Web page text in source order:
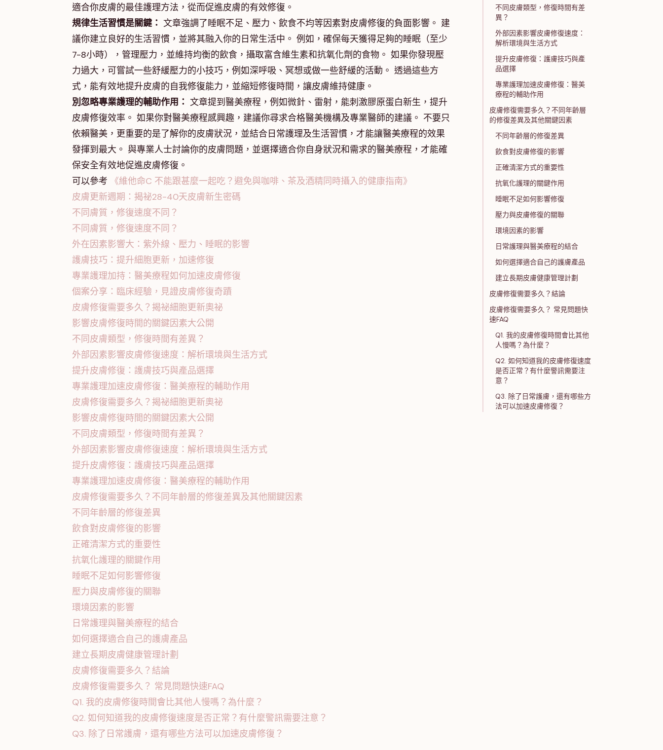
適合你皮膚的最佳護理方法，從而促進皮膚的有效修復。
規律生活習慣是關鍵： 文章強調了睡眠不足、壓力、飲食不均等因素對皮膚修復的負面影響。 建
議你建立良好的生活習慣，並將其融入你的日常生活中。 例如，確保每天獲得足夠的睡眠（至少
7-8小時），管理壓力，並維持均衡的飲食，攝取富含維生素和抗氧化劑的食物。 如果你發現壓
力過大，可嘗試一些舒緩壓力的小技巧，例如深呼吸、冥想或做一些舒緩的活動。 透過這些方
式，能有效地提升皮膚的自我修復能力，並縮短修復時間，讓皮膚維持健康。
別忽略專業護理的輔助作用： 文章提到醫美療程，例如微針、雷射，能刺激膠原蛋白新生，提升
皮膚修復效率。 如果你對醫美療程感興趣，建議你尋求合格醫美機構及專業醫師的建議。 不要只
依賴醫美，更重要的是了解你的皮膚狀況，並結合日常護理及生活習慣，才能讓醫美療程的效果
發揮到最大。 與專業人士討論你的皮膚問題，並選擇適合你自身狀況和需求的醫美療程，才能確
保安全有效地促進皮膚修復。
可以參考
《維他命C 不能跟甚麼一起吃？避免與咖啡、茶及酒精同時攝入的健康指南》
皮膚更新週期：揭祕28-40天皮膚新生密碼
不同膚質，修復速度不同？
不同膚質，修復速度不同？
外在因素影響大：紫外線、壓力、睡眠的影響
護膚技巧：提升細胞更新，加速修復
專業護理加持：醫美療程如何加速皮膚修復
個案分享：臨床經驗，見證皮膚修復奇蹟
皮膚修復需要多久？揭祕細胞更新奧祕
影響皮膚修復時間的關鍵因素大公開
不同皮膚類型，修復時間有差異？
外部因素影響皮膚修復速度：解析環境與生活方式
提升皮膚修復：護膚技巧與產品選擇
專業護理加速皮膚修復：醫美療程的輔助作用
皮膚修復需要多久？揭祕細胞更新奧祕
影響皮膚修復時間的關鍵因素大公開
不同皮膚類型，修復時間有差異？
外部因素影響皮膚修復速度：解析環境與生活方式
提升皮膚修復：護膚技巧與產品選擇
專業護理加速皮膚修復：醫美療程的輔助作用
皮膚修復需要多久？不同年齡層的修復差異及其他關鍵因素
不同年齡層的修復差異
飲食對皮膚修復的影響
正確清潔方式的重要性
抗氧化護理的關鍵作用
睡眠不足如何影響修復
壓力與皮膚修復的關聯
環境因素的影響
日常護理與醫美療程的結合
如何選擇適合自己的護膚產品
建立長期皮膚健康管理計劃
皮膚修復需要多久？結論
皮膚修復需要多久？ 常見問題快速FAQ
Q1. 我的皮膚修復時間會比其他人慢嗎？為什麼？
Q2. 如何知道我的皮膚修復速度是否正常？有什麼警訊需要注意？
Q3. 除了日常護膚，還有哪些方法可以加速皮膚修復？
不同皮膚類型，修復時間有差
異？
外部因素影響皮膚修復速度：
解析環境與生活方式
提升皮膚修復：護膚技巧與產
品選擇
專業護理加速皮膚修復：醫美
療程的輔助作用
皮膚修復需要多久？不同年齡層
的修復差異及其他關鍵因素
不同年齡層的修復差異
飲食對皮膚修復的影響
正確清潔方式的重要性
抗氧化護理的關鍵作用
睡眠不足如何影響修復
壓力與皮膚修復的關聯
環境因素的影響
日常護理與醫美療程的結合
如何選擇適合自己的護膚產品
建立長期皮膚健康管理計劃
皮膚修復需要多久？結論
皮膚修復需要多久？ 常見問題快
速FAQ
Q1. 我的皮膚修復時間會比其他
人慢嗎？為什麼？
Q2. 如何知道我的皮膚修復速度
是否正常？有什麼警訊需要注
意？
Q3. 除了日常護膚，還有哪些方
法可以加速皮膚修復？